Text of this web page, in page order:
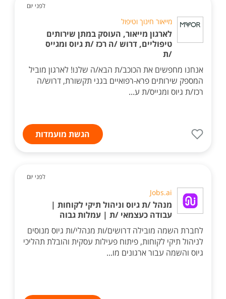
לפני יום
מייאור חינוך וטיפול
לארגון מייאור, העוסק במתן שירותים
טיפוליים, דרוש /ה רכז /ת גיוס ומגייס
/ת
אנחנו מחפשים את הכוכב/ת הבא/ה שלנו! לארגון מוביל
המספק שירותים פרא-רפואיים בגני תקשורת, דרוש/ה
רכז/ת גיוס ומגייס/ת ע...
הגשת מועמדות
לפני יום
Jobs.ai
מנהל /ת גיוס וניהול תיקי לקוחות |
עבודה כעצמאי /ת | עמלות גבוה
לחברת השמה מובילה דרושים/ות מנהלי/ות גיוס מנוסים
לניהול תיקי לקוחות, פיתוח פעילות עסקית והובלת תהליכי
גיוס והשמה עבור ארגונים מו...